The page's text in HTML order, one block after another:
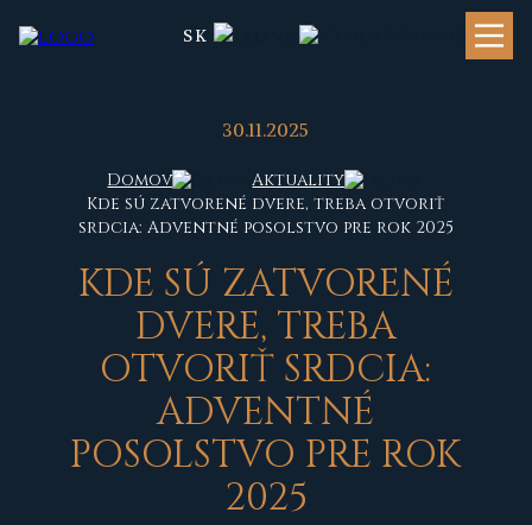
SK
30.11.2025
Domov
Aktuality
Kde sú zatvorené dvere, treba otvoriť
srdcia: Adventné posolstvo pre rok 2025
KDE SÚ ZATVORENÉ
DVERE, TREBA
OTVORIŤ SRDCIA:
ADVENTNÉ
POSOLSTVO PRE ROK
2025